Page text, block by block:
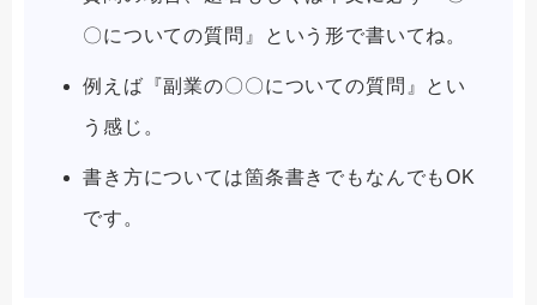
〇についての質問』という形で書いてね。
例えば『副業の〇〇についての質問』とい
う感じ。
書き方については箇条書きでもなんでもOK
です。